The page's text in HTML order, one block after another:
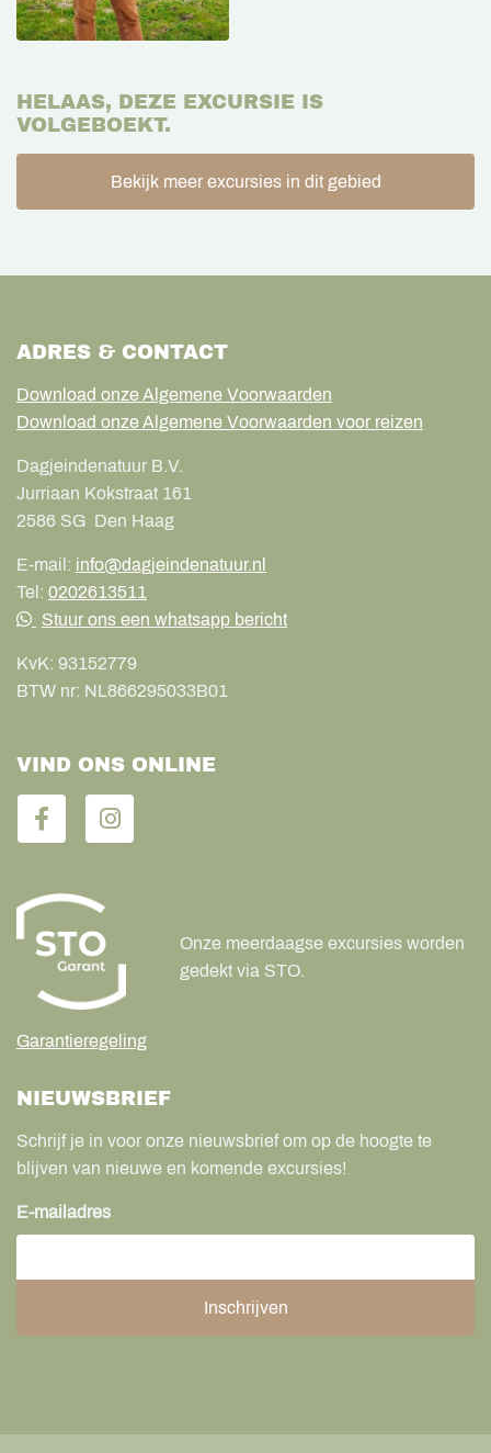
HELAAS, DEZE EXCURSIE IS
VOLGEBOEKT.
Bekijk meer excursies in dit gebied
ADRES & CONTACT
Download onze Algemene Voorwaarden
Download onze Algemene Voorwaarden voor reizen
Dagjeindenatuur B.V.
Jurriaan Kokstraat 161
2586 SG Den Haag
E-mail: info@dagjeindenatuur.nl
Tel: 0202613511
Stuur ons een whatsapp bericht
KvK: 93152779
BTW nr: NL866295033B01
VIND ONS ONLINE
Garantieregeling
Onze meerdaagse excursies worden
gedekt via STO.
NIEUWSBRIEF
Schrijf je in voor onze nieuwsbrief om op de hoogte te
blijven van nieuwe en komende excursies!
E-mailadres